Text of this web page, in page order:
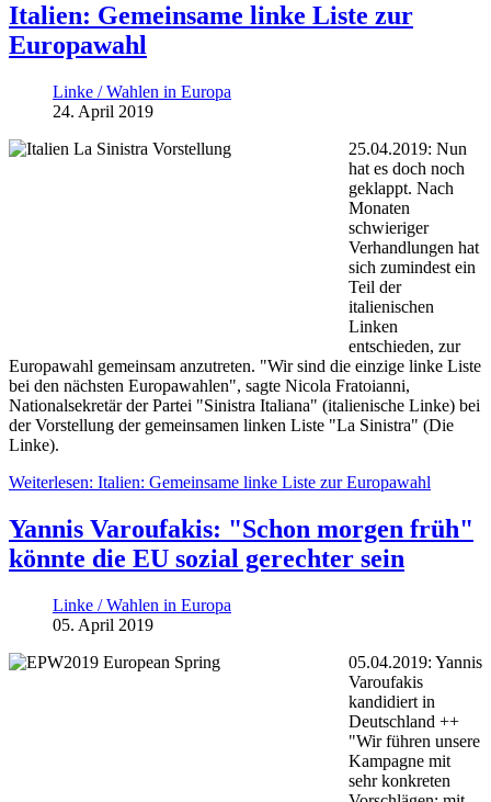
Italien: Gemeinsame linke Liste zur
Europawahl
Linke / Wahlen in Europa
24. April 2019
25.04.2019: Nun
hat es doch noch
geklappt. Nach
Monaten
schwieriger
Verhandlungen hat
sich zumindest ein
Teil der
italienischen
Linken
entschieden, zur
Europawahl gemeinsam anzutreten. "Wir sind die einzige linke Liste
bei den nächsten Europawahlen", sagte Nicola Fratoianni,
Nationalsekretär der Partei "Sinistra Italiana" (italienische Linke) bei
der Vorstellung der gemeinsamen linken Liste "La Sinistra" (Die
Linke).
Weiterlesen: Italien: Gemeinsame linke Liste zur Europawahl
Yannis Varoufakis: "Schon morgen früh"
könnte die EU sozial gerechter sein
Linke / Wahlen in Europa
05. April 2019
05.04.2019: Yannis
Varoufakis
kandidiert in
Deutschland ++
"Wir führen unsere
Kampagne mit
sehr konkreten